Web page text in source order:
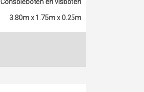
Consoleboten en visboten
3.80m x 1.75m x 0.25m